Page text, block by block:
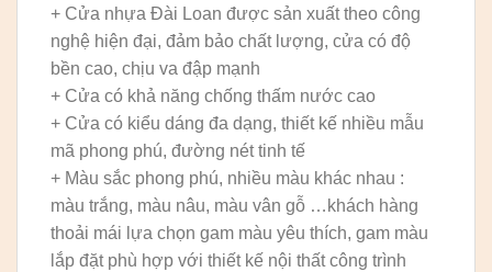
+ Cửa nhựa Đài Loan được sản xuất theo công
nghệ hiện đại, đảm bảo chất lượng, cửa có độ
bền cao, chịu va đập mạnh
+ Cửa có khả năng chống thấm nước cao
+ Cửa có kiểu dáng đa dạng, thiết kế nhiều mẫu
mã phong phú, đường nét tinh tế
+ Màu sắc phong phú, nhiều màu khác nhau :
màu trắng, màu nâu, màu vân gỗ …khách hàng
thoải mái lựa chọn gam màu yêu thích, gam màu
lắp đặt phù hợp với thiết kế nội thất công trình